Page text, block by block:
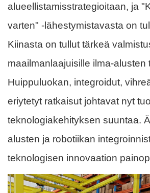
alueellistamisstrategioitaan, ja
varten" -lähestymistavasta on
Kiinasta on tullut tärkeä
maailmanlaajuisille ilma-alusten
Huippuluokan, integroidut,
eriytetyt ratkaisut johtavat nyt
teknologiakehityksen suuntaa.
alusten ja robotiikan
teknologisen innovaation